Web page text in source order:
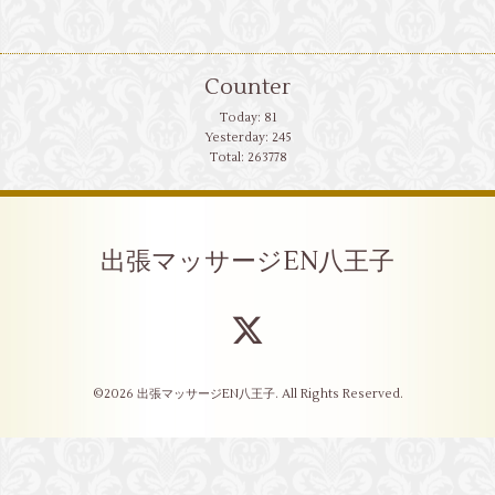
Counter
Today: 81
Yesterday: 245
Total: 263778
出張マッサージEN八王子
©2026 出張マッサージEN八王子. All Rights Reserved.